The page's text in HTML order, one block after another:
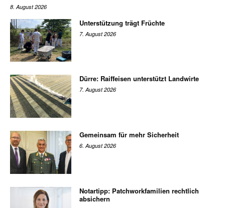
8. August 2026
Unterstützung trägt Früchte
7. August 2026
Dürre: Raiffeisen unterstützt Landwirte
7. August 2026
Gemeinsam für mehr Sicherheit
6. August 2026
Notartipp: Patchworkfamilien rechtlich
absichern